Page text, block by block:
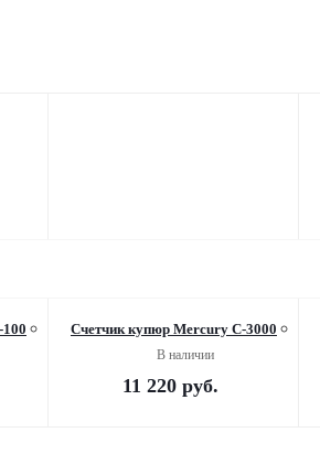
Счетчик купюр Mercury С-3000
В наличии
11 220руб.